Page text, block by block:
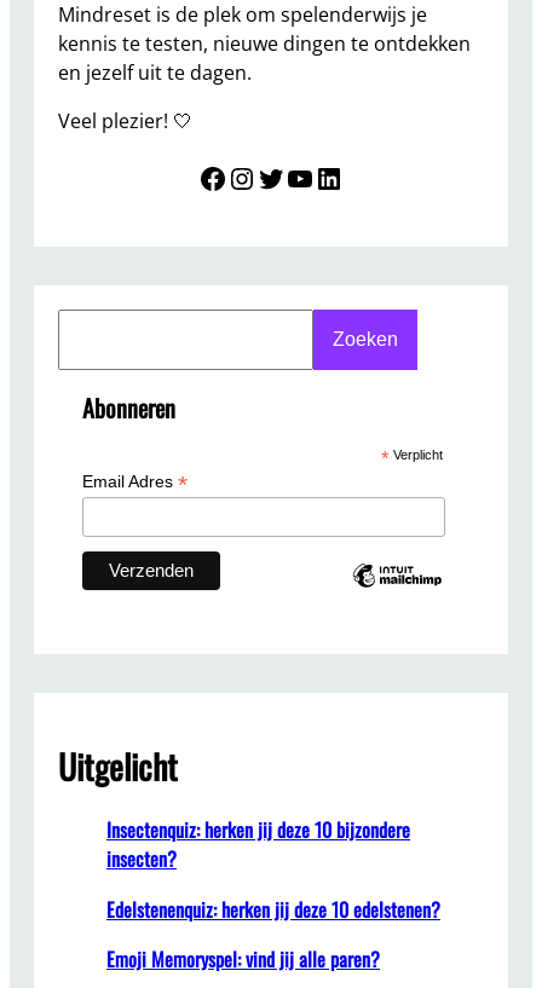
Mindreset is de plek om spelenderwijs je
kennis te testen, nieuwe dingen te ontdekken
en jezelf uit te dagen.
Veel plezier! 🤍
Mindreset InstagramTwitter YouTube LinkedIn
Zoeken
Abonneren
*Verplicht
Email Adres *
Uitgelicht
Insectenquiz: herken jij deze 10 bijzondere
insecten?
Edelstenenquiz: herken jij deze 10 edelstenen?
Emoji Memoryspel: vind jij alle paren?